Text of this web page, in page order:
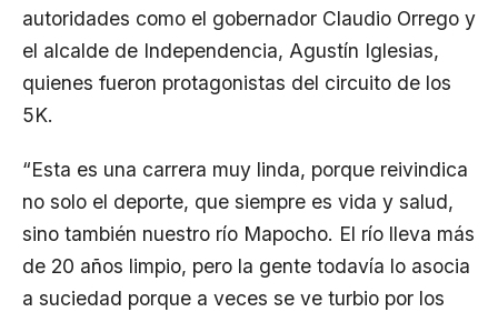
autoridades como el gobernador Claudio Orrego y
el alcalde de Independencia, Agustín Iglesias,
quienes fueron protagonistas del circuito de los
5K.
“Esta es una carrera muy linda, porque reivindica
no solo el deporte, que siempre es vida y salud,
sino también nuestro río Mapocho. El río lleva más
de 20 años limpio, pero la gente todavía lo asocia
a suciedad porque a veces se ve turbio por los